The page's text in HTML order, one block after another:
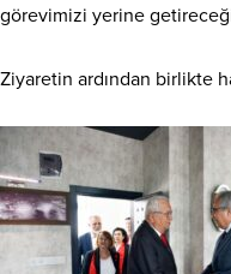
görevimizi yerine
Ziyaretin ardından birlikte